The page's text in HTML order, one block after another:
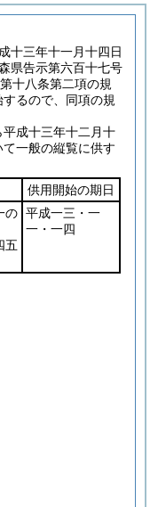
十三年十一月十四日
県告示第六百十七号
第十八条第二項の規
るので、同項の規
成十三年十二月十
一般の縦覧に供す
供用開始の期日
の
五
平成一三・一
一・一四